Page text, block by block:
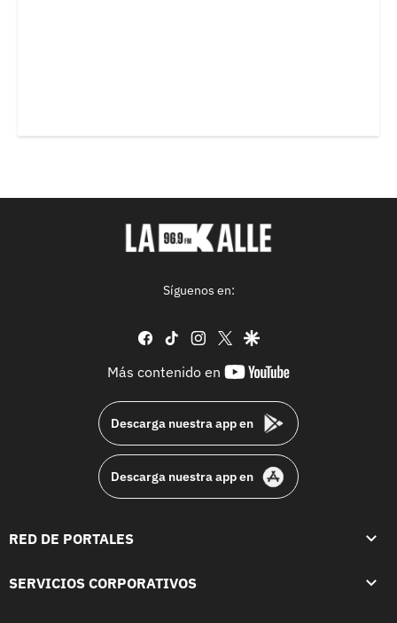
Síguenos en:
facebook
tiktok instagram
twittergoogle
Más contenido en
youtube-
Descarga nuestra app en
Descarga nuestra app en
RED DE PORTALES
SERVICIOS CORPORATIVOS